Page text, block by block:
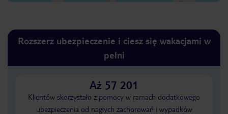
Rozszerz ubezpieczenie i ciesz się wakacjami w
pełni
Aż 57 201
Klientów skorzystało z pomocy w ramach dodatkowego
ubezpieczenia od nagłych zachorowań i wypadków